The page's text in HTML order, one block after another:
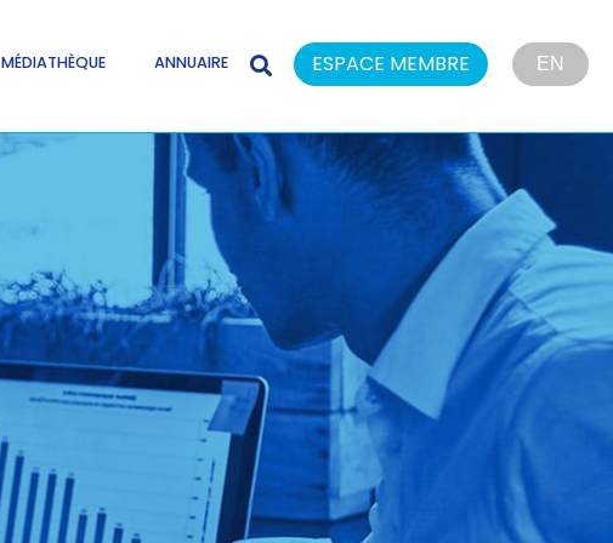
MÉDIATHÈQUE ANNUAIRE ESPACE MEMBRE EN